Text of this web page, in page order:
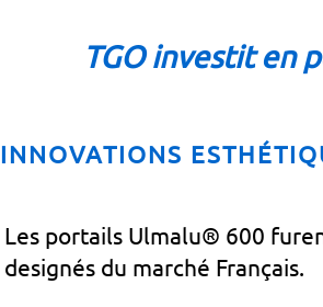
TGO investit en
INNOVATIONS
Les portails Ulmalu® 600
designés du marché Français.